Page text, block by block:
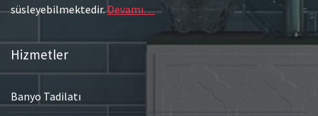
süsleyebilmektedir.Devamı…
Hizmetler
Banyo Tadilatı